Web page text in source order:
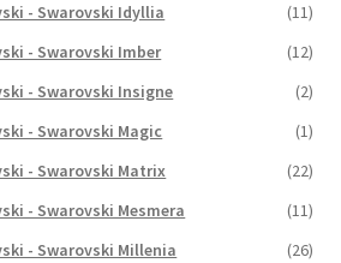
- Swarovski Idyllia
(11)
- Swarovski Imber
(12)
- Swarovski Insigne
(2)
- Swarovski Magic
(1)
- Swarovski Matrix
(22)
- Swarovski Mesmera
(11)
- Swarovski Millenia
(26)